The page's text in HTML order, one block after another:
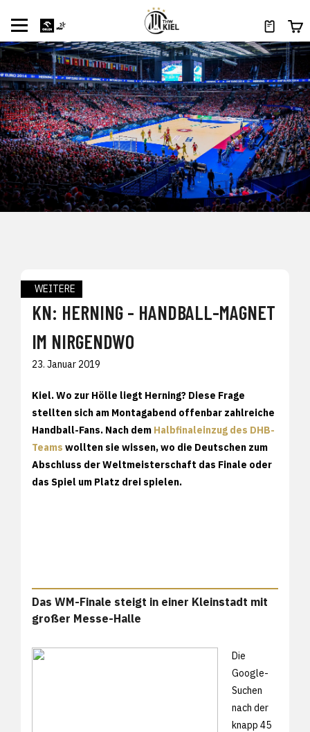
WEITERE
KN: HERNING - HANDBALL-MAGNET
IM NIRGENDWO
23. Januar 2019
Kiel. Wo zur Hölle liegt Herning? Diese Frage
stellten sich am Montagabend offenbar zahlreiche
Handball-Fans. Nach dem Halbfinaleinzug des DHB-
Teams wollten sie wissen, wo die Deutschen zum
Abschluss der Weltmeisterschaft das Finale oder
das Spiel um Platz drei spielen.
Das WM-Finale steigt in einer Kleinstadt mit
großer Messe-Halle
Die
Google-
Suchen
nach der
knapp 45